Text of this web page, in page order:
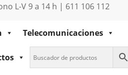
L-V 9 a 14 h | 611 106 112
Telecomunicaciones
1KV 1x6mm2 BARRYFLEX